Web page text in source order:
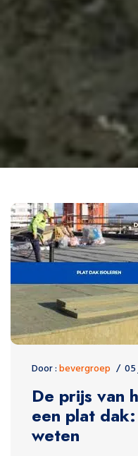
Door :bevergroep 05
De prijs van
een plat
weten